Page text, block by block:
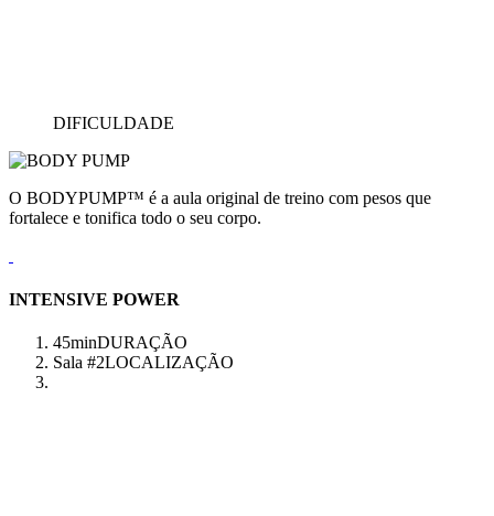
DIFICULDADE
O BODYPUMP™ é a aula original de treino com pesos que
fortalece e tonifica todo o seu corpo.
INTENSIVE POWER
45minDURAÇÃO
Sala #2LOCALIZAÇÃO